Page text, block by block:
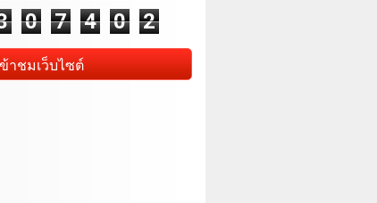
0 7 4 0 2
าชมเว็บไซต์